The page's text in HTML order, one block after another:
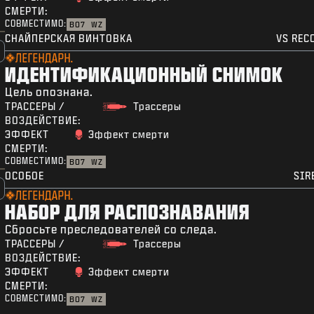
СМЕРТИ:
СОВМЕСТИМО: BO7 WZ
СНАЙПЕРСКАЯ ВИНТОВКА VS
ЛЕГЕНДАРН.
ИДЕНТИФИКАЦИОННЫЙ СНИМОК
Цель опознана.
ТРАССЕРЫ /
ВОЗДЕЙСТВИЕ:
Трассеры
ЭФФЕКТ
СМЕРТИ:
Эффект смерти
СОВМЕСТИМО: BO7 WZ
ОСОБОЕ
ЛЕГЕНДАРН.
НАБОР ДЛЯ РАСПОЗНАВАНИЯ
Сбросьте преследователей со следа.
ТРАССЕРЫ /
ВОЗДЕЙСТВИЕ:
Трассеры
ЭФФЕКТ
СМЕРТИ:
Эффект смерти
СОВМЕСТИМО: BO7 WZ